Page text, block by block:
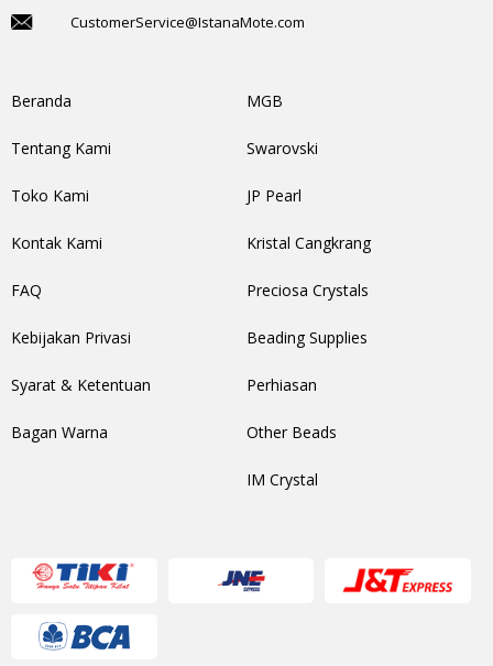
CustomerService@IstanaMote.com
Beranda
Tentang Kami
Toko Kami
Kontak Kami
FAQ
Kebijakan Privasi
Syarat & Ketentuan
Bagan Warna
MGB
Swarovski
JP Pearl
Kristal Cangkrang
Preciosa Crystals
Beading Supplies
Perhiasan
Other Beads
IM Crystal